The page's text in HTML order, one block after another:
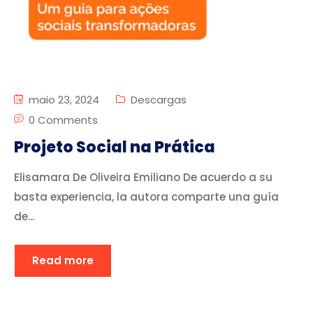
maio 23, 2024
Descargas
0 Comments
Projeto Social na Prática
Elisamara De Oliveira Emiliano De acuerdo a su
basta experiencia, la autora comparte una guía
de...
Read more